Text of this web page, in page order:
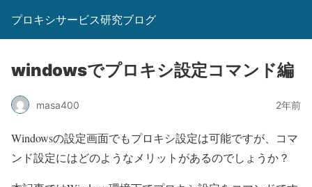
プロキシサービス研究ブログ
windowsでプロキシ設定コマンド編
masa400 2年前
Windowsの設定画面でもプロキシ設定は可能ですが、コマ
ンド設定にはどのようなメリットがあるのでしょうか？